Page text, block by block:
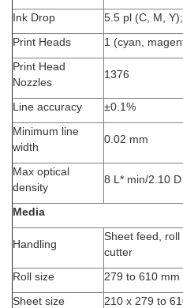
Ink Drop
5.5 pl (C, M,
Print Heads
1 (cyan,
Print Head
Nozzles
1376
Line accuracy
±0.1%
Minimum line
width
0.02 mm
Max optical
density
8 L* min/2.10 D
Media
Handling
Sheet feed,
cutter
Roll size
279 to 610 mm
Sheet size
210 x 279 to